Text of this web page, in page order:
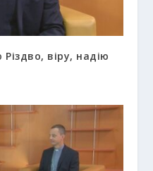
віру, надію